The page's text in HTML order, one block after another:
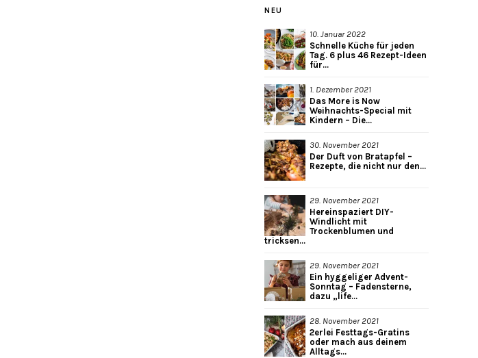
NEU
10. Januar 2022
Schnelle Küche für jeden
Tag. 6 plus 46 Rezept-Ideen
für...
1. Dezember 2021
Das More is Now
Weihnachts-Special mit
Kindern – Die...
30. November 2021
Der Duft von Bratapfel –
Rezepte, die nicht nur den...
29. November 2021
Hereinspaziert DIY-
Windlicht mit
Trockenblumen und
tricksen...
29. November 2021
Ein hyggeliger Advent-
Sonntag – Fadensterne,
dazu „life...
28. November 2021
2erlei Festtags-Gratins
oder mach aus deinem
Alltags...